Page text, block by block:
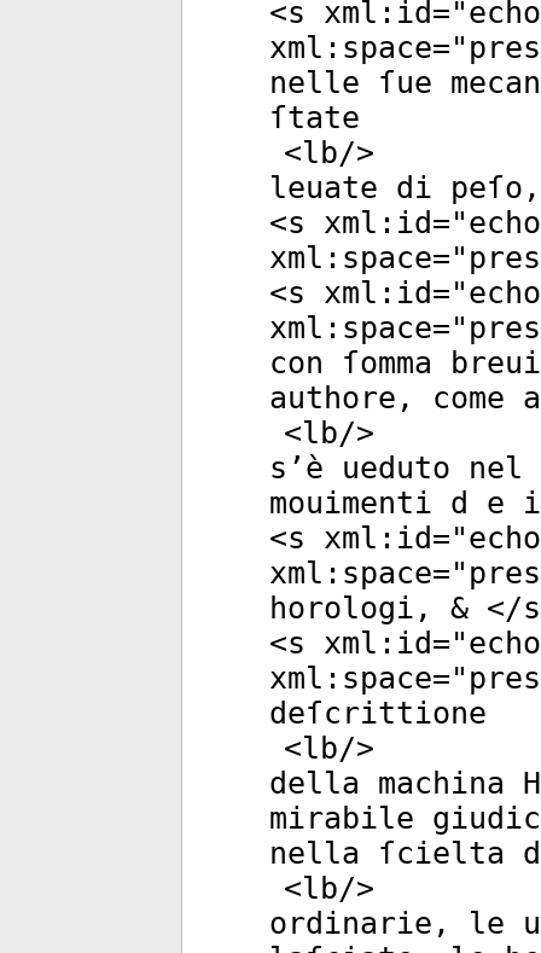
<s xml:id="
xml:space="
nelle ſue
ſtate
<lb/>
leuate di
<s xml:id="
xml:space="
<s xml:id="
xml:space="
con ſomma
authore, come
<lb/>
s’è ueduto
mouimenti d
<s xml:id="
xml:space="
horologi, & </s
<s xml:id="
xml:space="
deſcrittione
<lb/>
della machina
mirabile
nella ſcielta
<lb/>
ordinarie, le